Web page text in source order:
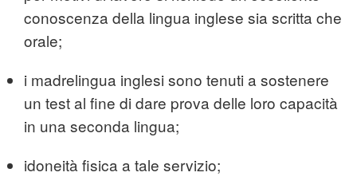
conoscenza della lingua inglese sia scritta che
orale;
i madrelingua inglesi sono tenuti a sostenere
un test al fine di dare prova delle loro capacità
in una seconda lingua;
idoneità fisica a tale servizio;